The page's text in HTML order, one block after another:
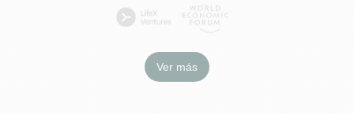
Ver más